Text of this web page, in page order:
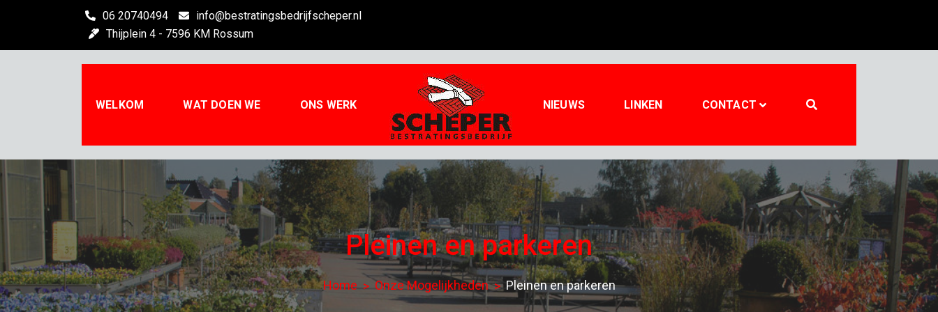
06 20740494
info@bestratingsbedrijfscheper.nl
Thijplein 4 - 7596 KM Rossum
WELKOM WAT DOEN WE ONS WERK
Welkom bij
Scheper
NIEUWS LINKEN CONTACT
Pleinen en parkeren
Home Onze Mogelijkheden Pleinen en parkeren